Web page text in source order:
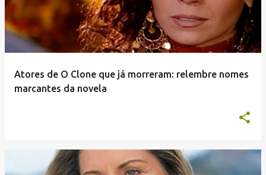
Atores de O Clone que já morreram: relembre nomes
marcantes da novela